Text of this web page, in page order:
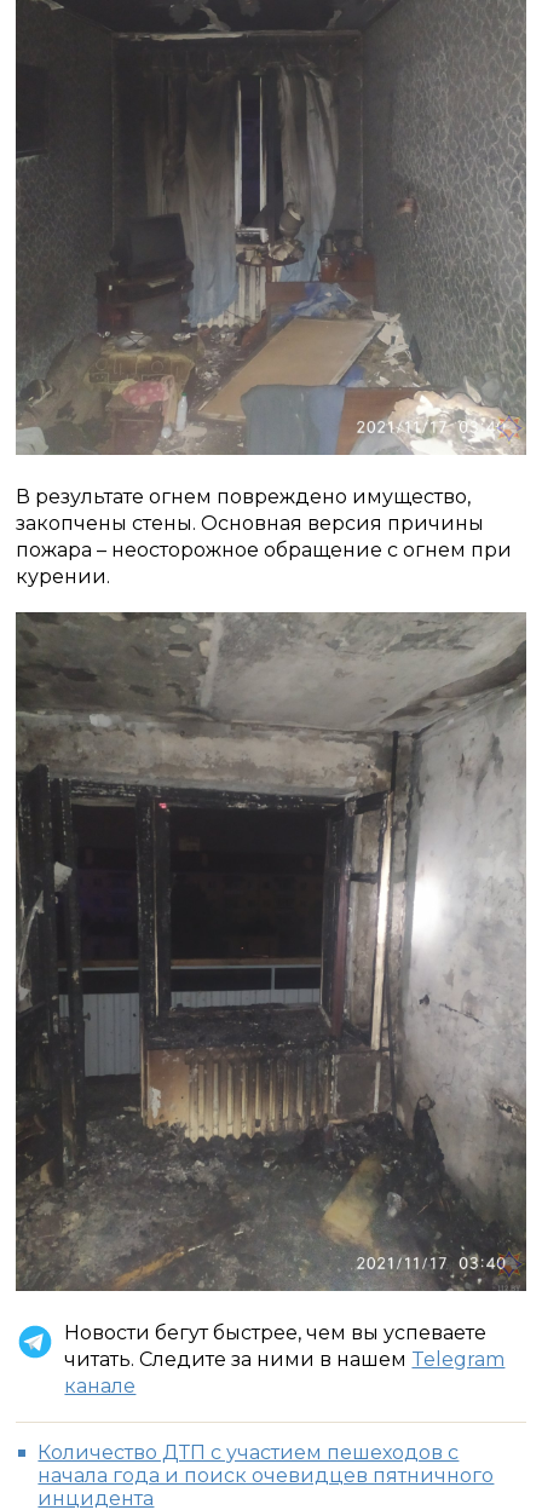
В результате огнем повреждено имущество,
закопчены стены. Основная версия причины
пожара – неосторожное обращение с огнем при
курении.
Новости бегут быстрее, чем вы успеваете
читать. Следите за ними в нашем Telegram
канале
Количество ДТП с участием пешеходов с
начала года и поиск очевидцев пятничного
инцидента